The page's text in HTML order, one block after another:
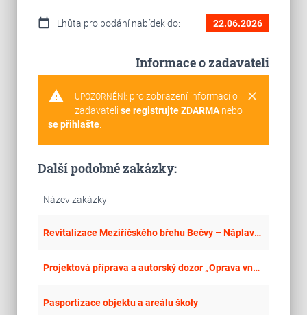
calendar_today Lhůta pro podání nabídek do: 22.06.2026
Informace o zadavateli
warning clear
UPOZORNĚNÍ: pro zobrazení informací o
zadavateli se registrujte ZDARMAnebo
se přihlašte.
Další podobné zakázky:
Název zakázky
Revitalizace Meziříčského břehu Bečvy – Náplavka
Projektová příprava a autorský dozor „Oprava vnějších plášťů tribuny stadionu E. Zátopka, V Průhonech 685, Chrudim
Pasportizace objektu a areálu školy